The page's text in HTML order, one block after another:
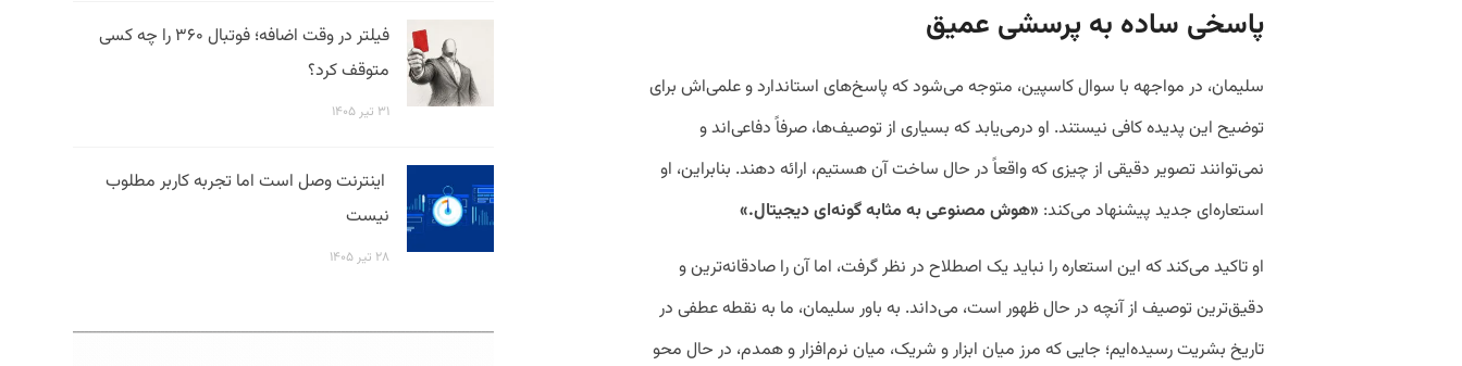
پاسخی ساده به پرسشی عمیق
سلیمان، در مواجهه با سوال کاسپین، متوجه می‌شود که پاسخ‌های استاندارد و علمی‌اش برای
توضیح این پدیده کافی نیستند. او درمی‌یابد که بسیاری از توصیف‌ها، صرفاً دفاعی‌اند و
نمی‌توانند تصویر دقیقی از چیزی که واقعاً در حال ساخت آن هستیم، ارائه دهند. بنابراین، او
استعاره‌ای جدید پیشنهاد می‌کند: «هوش مصنوعی به مثابه گونه‌ای دیجیتال.»
او تاکید می‌کند که این استعاره را نباید یک اصطلاح در نظر گرفت، اما آن را صادقانه‌ترین و
دقیق‌ترین توصیف از آنچه در حال ظهور است، می‌داند. به باور سلیمان، ما به نقطه عطفی در
تاریخ بشریت رسیده‌ایم؛ جایی که مرز میان ابزار و شریک، میان نرم‌افزار و همدم، در حال محو
فیلتر در وقت اضافه؛ فوتبال ۳۶۰ را چه کسی
متوقف کرد؟
۳۱ تیر ۱۴۰۵
اینترنت وصل است اما تجربه کاربر مطلوب
نیست
۲۸ تیر ۱۴۰۵